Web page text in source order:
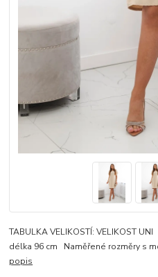
TABULKA VELIKOSTÍ: VELIKOST
délka 96 cm Naměřené rozměry s
popis